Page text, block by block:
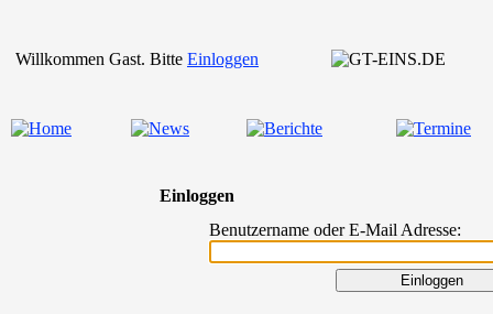
Willkommen Gast. Bitte Einloggen
Einloggen
Benutzername oder E-Mail Adresse: